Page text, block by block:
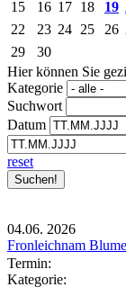
15
16 17 18 19
22
23 24 25 26
29
30
Hier können Sie
Kategorie
Suchwort
Datum
reset
04.06. 2026
Fronleichnam
Termin:
Kategorie: